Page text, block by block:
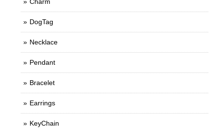
DogTag
Necklace
Pendant
Bracelet
Earrings
KeyChain